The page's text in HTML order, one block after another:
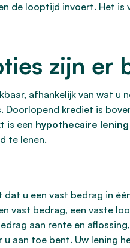
de looptijd invoert. Het is
zijn er
afhankelijk van wat u
Doorlopend krediet is
is een hypothecaire lening
te lenen.
dat u een vast bedrag in
vast bedrag, een vaste
aan rente en
u aan toe bent. Uw lening